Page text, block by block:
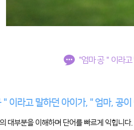
"엄마 공＂이라고
이라고 말하던 아이가, " 엄마, 공
대부분을 이해하며 단어를 빠르게 익힙니